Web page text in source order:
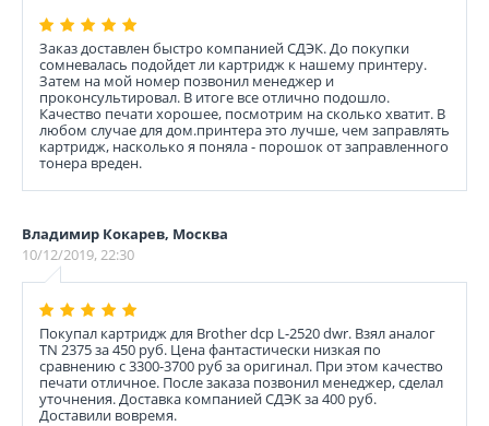
Заказ доставлен быстро компанией СДЭК. До покупки
сомневалась подойдет ли картридж к нашему принтеру.
Затем на мой номер позвонил менеджер и
проконсультировал. В итоге все отлично подошло.
Качество печати хорошее, посмотрим на сколько хватит. В
любом случае для дом.принтера это лучше, чем заправлять
картридж, насколько я поняла - порошок от заправленного
тонера вреден.
Владимир Кокарев, Москва
10/12/2019, 22:30
Покупал картридж для Brother dcp L-2520 dwr. Взял аналог
TN 2375 за 450 руб. Цена фантастически низкая по
сравнению с 3300-3700 руб за оригинал. При этом качество
печати отличное. После заказа позвонил менеджер, сделал
уточнения. Доставка компанией СДЭК за 400 руб.
Доставили вовремя.